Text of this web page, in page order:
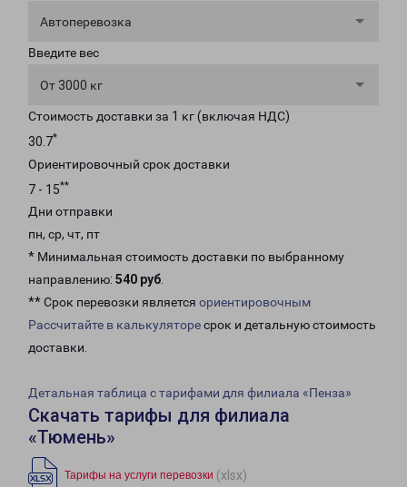
Автоперевозка
Введите вес
От 3000 кг
Стоимость доставки за 1 кг (включая НДС)
30.7*
Ориентировочный срок доставки
7 - 15**
Дни отправки
пн, ср, чт, пт
* Минимальная стоимость доставки по выбранному
направлению: 540 руб.
** Срок перевозки является ориентировочным
Рассчитайте в калькуляторесрок и детальную стоимость
доставки.
Детальная таблица с тарифами для филиала «Пенза»
Скачать тарифы для филиала
«Тюмень»
Тарифы на услуги перевозки (xlsx)